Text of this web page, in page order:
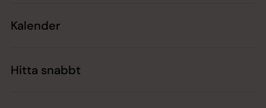
Kalender
Hitta snabbt